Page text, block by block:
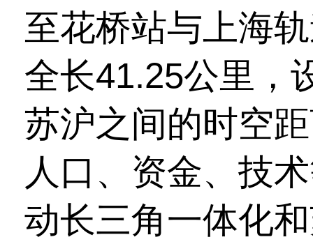
至花桥站与上海
全长41.25公里，
苏沪之间的时空
人口、资金、技
动长三角一体化